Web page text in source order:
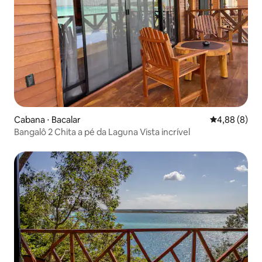
Cabana ⋅ Bacalar 4,88 de uma
4,88 (8)
Bangalô 2 Chita a pé da Laguna Vista incrível